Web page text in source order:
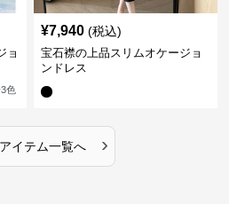
ョ
3色
¥7,940 (税込)
宝石襟の上品スリムオケージョ
ンドレス
イテム一覧へ ›